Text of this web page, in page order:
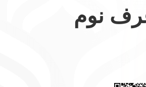
1-4 غرف نوم